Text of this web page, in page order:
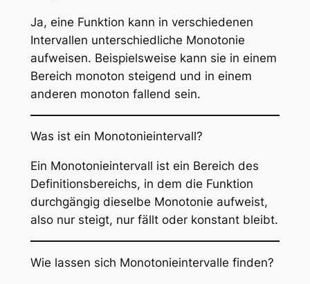
Ja, eine Funktion kann in verschiedenen
Intervallen unterschiedliche Monotonie
aufweisen. Beispielsweise kann sie in einem
Bereich monoton steigend und in einem
anderen monoton fallend sein.
Was ist ein Monotonieintervall?
Ein Monotonieintervall ist ein Bereich des
Definitionsbereichs, in dem die Funktion
durchgängig dieselbe Monotonie aufweist,
also nur steigt, nur fällt oder konstant bleibt.
Wie lassen sich Monotonieintervalle finden?